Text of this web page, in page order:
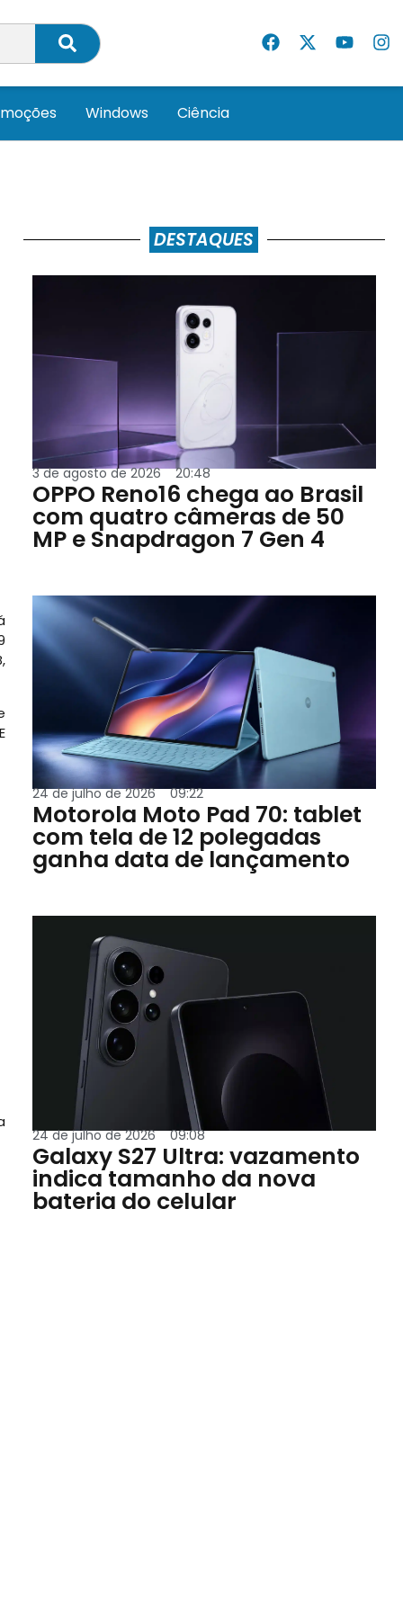
Windows Ciência
DESTAQUES
3 de agosto de 2026 20:48
OPPO Reno16 chega ao Brasil
com quatro câmeras de 50
MP e Snapdragon 7 Gen 4
24 de julho de 2026 09:22
Motorola Moto Pad 70: tablet
com tela de 12 polegadas
ganha data de lançamento
24 de julho de 2026 09:08
Galaxy S27 Ultra: vazamento
indica tamanho da nova
bateria do celular